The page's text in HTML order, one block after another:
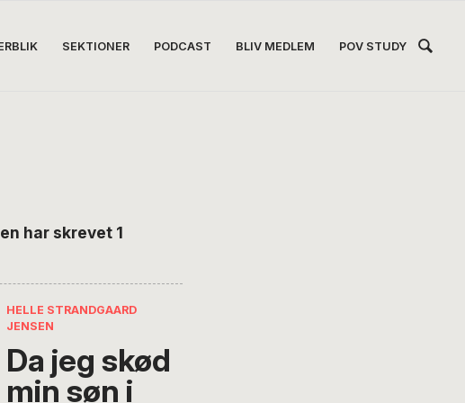
SEKTIONER PODCAST BLIV MEDLEM POV STUDY
har skrevet 1
HELLE STRANDGAARD
JENSEN
Da jeg skød
min søn i